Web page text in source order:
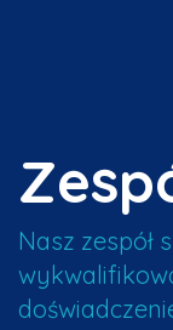
Nasz zespół